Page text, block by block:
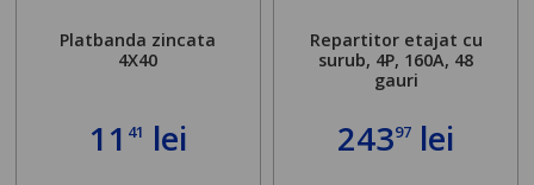
Platbanda zincata
4X40
11 41 lei
Repartitor etajat cu
surub, 4P, 160A, 48
gauri
24397 lei